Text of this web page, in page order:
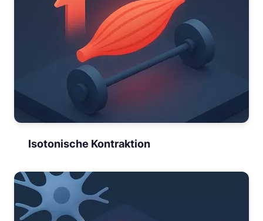
Isotonische Kontraktion